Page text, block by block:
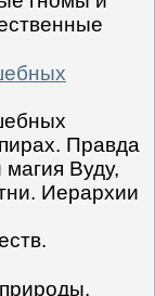
Правда
Вуду,
Иерархии